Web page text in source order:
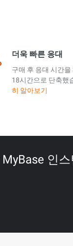
더욱 빠른 응대
구매 후 응대 시간을
18시간으로 단축했
히 알아보기
인